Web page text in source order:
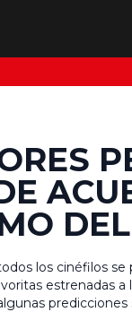
los cinéfilos se
estrenadas a